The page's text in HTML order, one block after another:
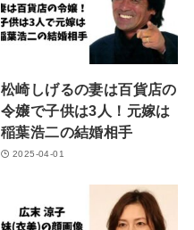
松崎しげるの妻は百貨店の
令嬢で子供は3人！元嫁は
稲葉浩二の結婚相手
2025-04-01